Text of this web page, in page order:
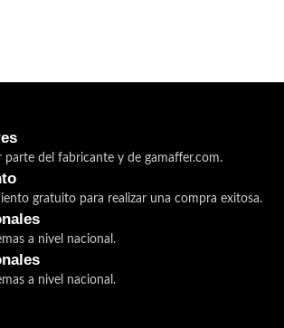
parte del fabricante y de gamaffer.com.
gratuito para realizar una compra exitosa.
a nivel nacional.
a nivel nacional.